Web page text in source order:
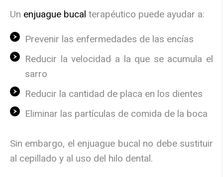
Un enjuague bucal terapéutico puede ayudar a:
Prevenir las enfermedades de las encías
Reducir la velocidad a la que se acumula el
sarro
Reducir la cantidad de placa en los dientes
Eliminar las partículas de comida de la boca
Sin embargo, el enjuague bucal no debe sustituir
al cepillado y al uso del hilo dental.